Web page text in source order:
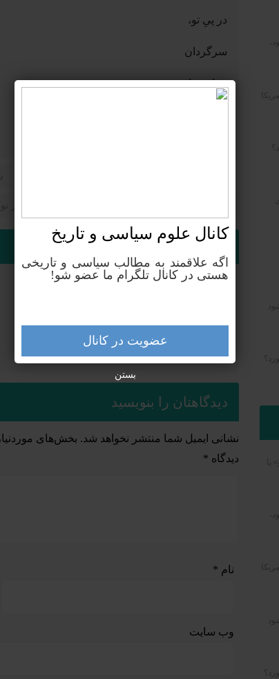
در پیِ تو،
سرگردان
خواهد ماند…
نوشته های مشابه
خدا و پاییز
وعده گاه خیال
دیدگاهتان را بنویسید
نشانی ایمیل شما منتشر نخواهد شد. بخش‌های
دیدگاه *
نام *
وب‌ سایت
کانال علوم‌ سیاسی و تاریخ
اگه علاقمند به مطالب سیاسی و تاریخی
هستی در کانال تلگرام ما عضو شو!
عضویت در کانال
بستن